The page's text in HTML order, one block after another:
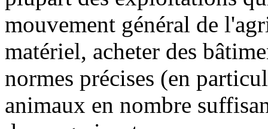
mouvement général de
matériel, acheter des
normes précises (en
animaux en nombre